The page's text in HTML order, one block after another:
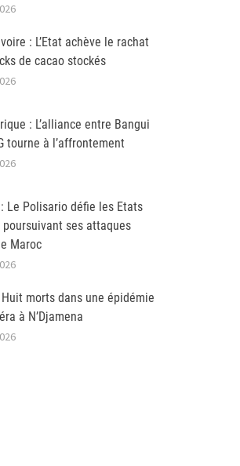
: L’Etat achève le rachat
de cacao stockés
: L’alliance entre Bangui
tourne à l’affrontement
Le Polisario défie les Etats
poursuivant ses attaques
Maroc
Huit morts dans une épidémie
à N’Djamena